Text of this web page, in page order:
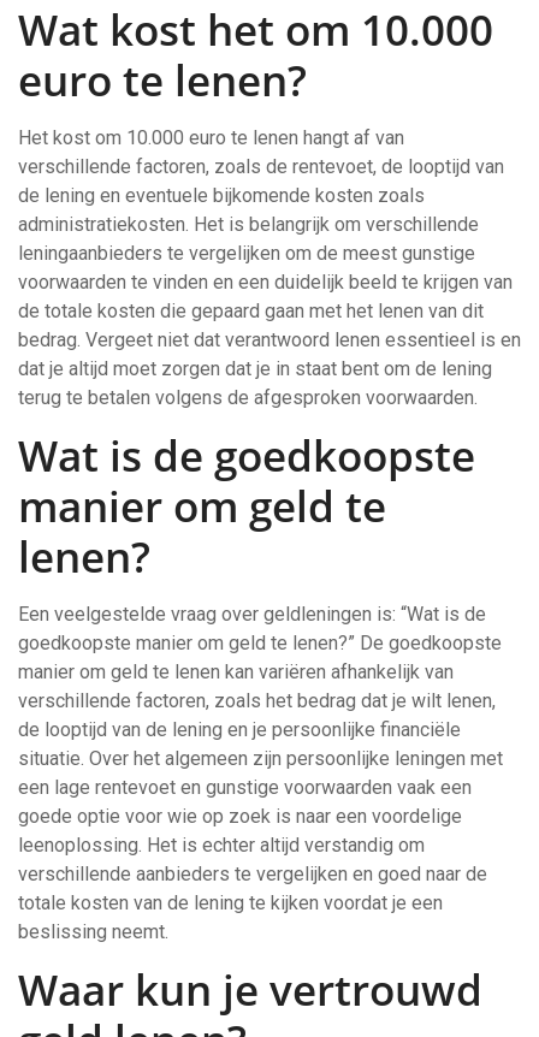
Wat kost het om 10.000
euro te lenen?
Het kost om 10.000 euro te lenen hangt af van
verschillende factoren, zoals de rentevoet, de looptijd van
de lening en eventuele bijkomende kosten zoals
administratiekosten. Het is belangrijk om verschillende
leningaanbieders te vergelijken om de meest gunstige
voorwaarden te vinden en een duidelijk beeld te krijgen van
de totale kosten die gepaard gaan met het lenen van dit
bedrag. Vergeet niet dat verantwoord lenen essentieel is en
dat je altijd moet zorgen dat je in staat bent om de lening
terug te betalen volgens de afgesproken voorwaarden.
Wat is de goedkoopste
manier om geld te
lenen?
Een veelgestelde vraag over geldleningen is: “Wat is de
goedkoopste manier om geld te lenen?” De goedkoopste
manier om geld te lenen kan variëren afhankelijk van
verschillende factoren, zoals het bedrag dat je wilt lenen,
de looptijd van de lening en je persoonlijke financiële
situatie. Over het algemeen zijn persoonlijke leningen met
een lage rentevoet en gunstige voorwaarden vaak een
goede optie voor wie op zoek is naar een voordelige
leenoplossing. Het is echter altijd verstandig om
verschillende aanbieders te vergelijken en goed naar de
totale kosten van de lening te kijken voordat je een
beslissing neemt.
Waar kun je vertrouwd